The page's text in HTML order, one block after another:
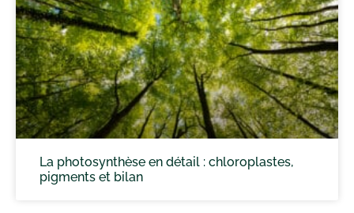
La photosynthèse en détail : chloroplastes,
pigments et bilan